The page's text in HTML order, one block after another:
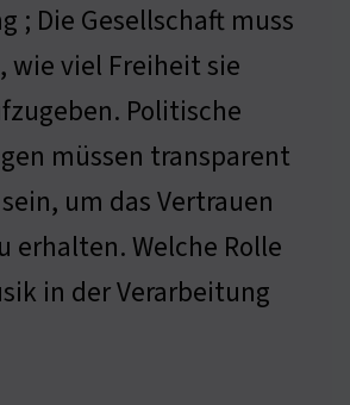
; Die Gesellschaft muss
wie viel Freiheit sie
Politische
müssen transparent
um das Vertrauen
erhalten. Welche Rolle
in der Verarbeitung